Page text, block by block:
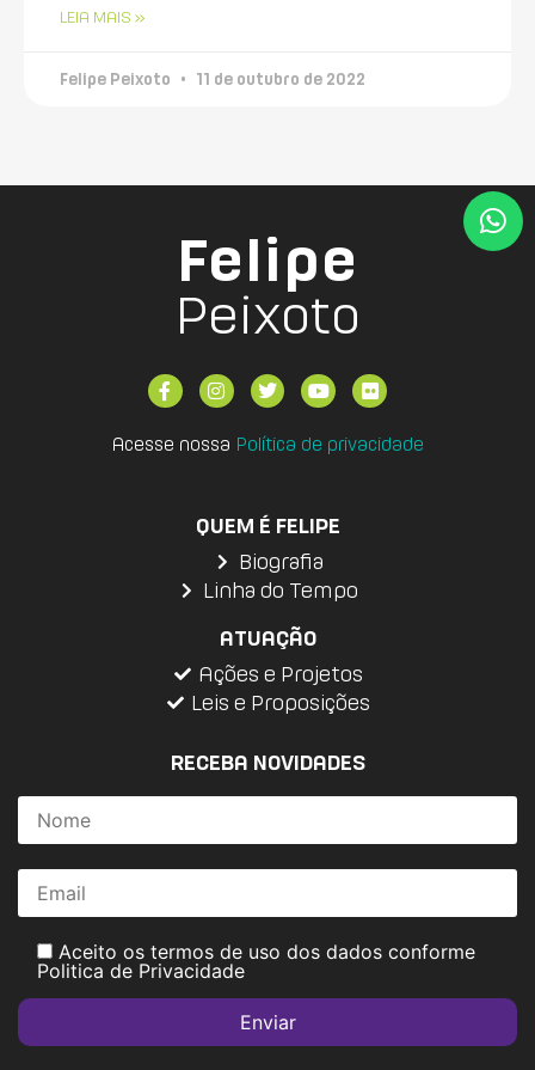
LEIA MAIS »
Felipe Peixoto 11 de outubro de 2022
Felipe
Peixoto
Acesse nossa Política de privacidade
QUEM É FELIPE
Biografia
Linha do Tempo
ATUAÇÃO
Ações e Projetos
Leis e Proposições
RECEBA NOVIDADES
Aceito os termos de uso dos dados conforme
Politica de Privacidade